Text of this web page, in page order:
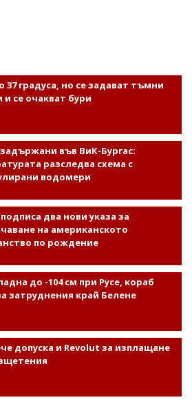
37 градуса, но се задават тъмни
и се очакват бури
във ВиК-Бургас:
разследва схема с
водомери
два нови указа за
на американското
по рождение
до -104 см при Русе, кораб
затруднения край Белене
допуска и Revolut за изплащане